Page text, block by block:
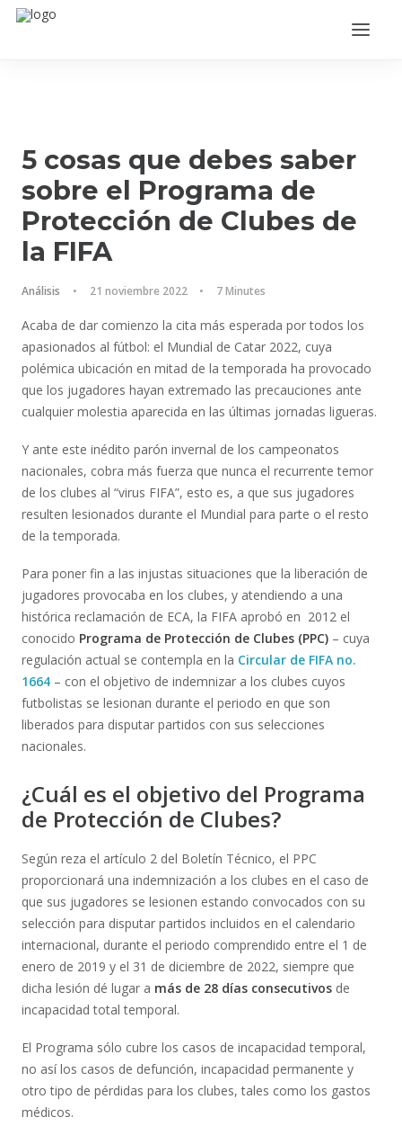
ACCEDER
5 cosas que debes saber
sobre el Programa de
Protección de Clubes de
la FIFA
Análisis • 21 noviembre 2022 • 7 Minutes
Acaba de dar comienzo la cita más esperada por todos los
apasionados al fútbol: el Mundial de Catar 2022, cuya
polémica ubicación en mitad de la temporada ha provocado
que los jugadores hayan extremado las precauciones ante
cualquier molestia aparecida en las últimas jornadas ligueras.
Y ante este inédito parón invernal de los campeonatos
nacionales, cobra más fuerza que nunca el recurrente temor
de los clubes al “virus FIFA”, esto es, a que sus jugadores
resulten lesionados durante el Mundial para parte o el resto
de la temporada.
Para poner fin a las injustas situaciones que la liberación de
jugadores provocaba en los clubes, y atendiendo a una
histórica reclamación de ECA, la FIFA aprobó en 2012 el
conocido Programa de Protección de Clubes (PPC) – cuya
regulación actual se contempla en la Circular de FIFA no.
1664 – con el objetivo de indemnizar a los clubes cuyos
futbolistas se lesionan durante el periodo en que son
liberados para disputar partidos con sus selecciones
nacionales.
¿Cuál es el objetivo del Programa
de Protección de Clubes?
Según reza el artículo 2 del Boletín Técnico, el PPC
proporcionará una indemnización a los clubes en el caso de
que sus jugadores se lesionen estando convocados con su
selección para disputar partidos incluidos en el calendario
internacional, durante el periodo comprendido entre el 1 de
enero de 2019 y el 31 de diciembre de 2022, siempre que
dicha lesión dé lugar a más de 28 días consecutivos de
incapacidad total temporal.
El Programa sólo cubre los casos de incapacidad temporal,
no así los casos de defunción, incapacidad permanente y
otro tipo de pérdidas para los clubes, tales como los gastos
médicos.